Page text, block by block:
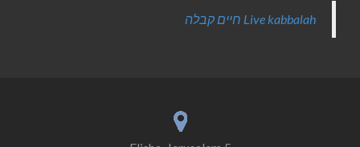
‎Live kabbalah חיים קבלה‎